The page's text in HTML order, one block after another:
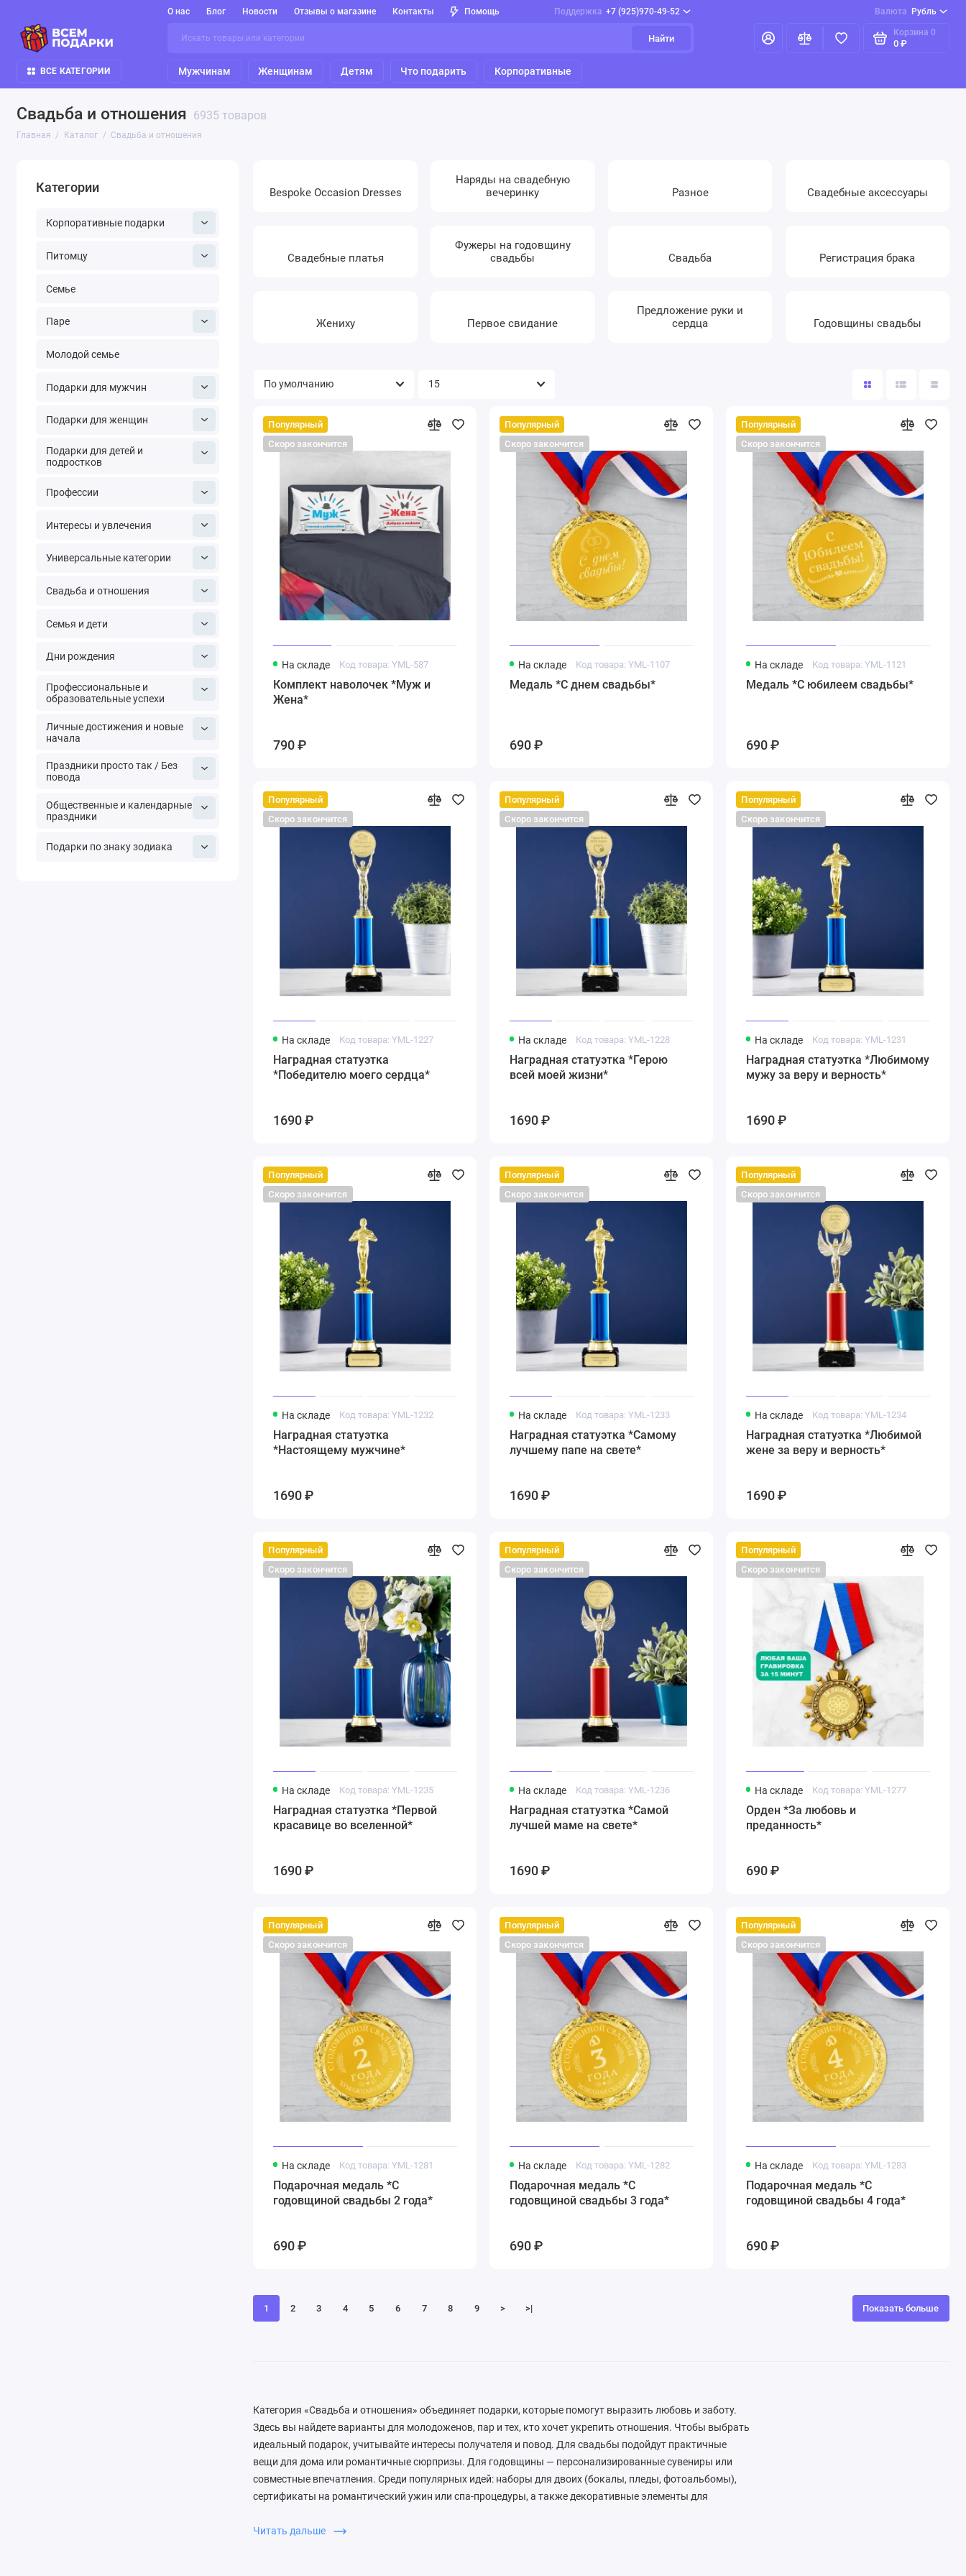
О нас Блог Новости Отзывы о магазине Контакты Помощь Поддержка +7 (925)970-49-52 Валюта Рубль
Найти
Корзина 0
0 ₽
ВСЕ КАТЕГОРИИ Мужчинам Женщинам Детям Что подарить Корпоративные
Свадьба и отношения 6935 товаров
Главная Каталог Свадьба и отношения
Категории
Корпоративные подарки
Питомцу
Семье
Паре
Молодой семье
Подарки для мужчин
Подарки для женщин
Подарки для детей и
подростков
Профессии
Интересы и увлечения
Универсальные категории
Свадьба и отношения
Семья и дети
Дни рождения
Профессиональные и
образовательные успехи
Личные достижения и новые
начала
Праздники просто так / Без
повода
Общественные и календарные
праздники
Подарки по знаку зодиака
Bespoke Occasion Dresses
Наряды на свадебную
вечеринку
Разное Свадебные аксессуары
Свадебные платья
Фужеры на годовщину
свадьбы
Свадьба Регистрация брака
Жениху Первое свидание
Предложение руки и
сердца
Годовщины свадьбы
Популярный
Скоро закончится
На складе Код товара: YML-587
Комплект наволочек *Муж и
Жена*
790 ₽
Популярный
Скоро закончится
На складе Код товара: YML-1107
Медаль *С днем свадьбы*
690 ₽
Популярный
Скоро закончится
На складе Код товара: YML-1121
Медаль *С юбилеем свадьбы*
690 ₽
Популярный
Скоро закончится
На складе Код товара: YML-1227
Наградная статуэтка
*Победителю моего сердца*
1690 ₽
Популярный
Скоро закончится
На складе Код товара: YML-1228
Наградная статуэтка *Герою
всей моей жизни*
1690 ₽
Популярный
Скоро закончится
На складе Код товара: YML-1231
Наградная статуэтка *Любимому
мужу за веру и верность*
1690 ₽
Популярный
Скоро закончится
На складе Код товара: YML-1232
Наградная статуэтка
*Настоящему мужчине*
1690 ₽
Популярный
Скоро закончится
На складе Код товара: YML-1233
Наградная статуэтка *Самому
лучшему папе на свете*
1690 ₽
Популярный
Скоро закончится
На складе Код товара: YML-1234
Наградная статуэтка *Любимой
жене за веру и верность*
1690 ₽
Популярный
Скоро закончится
На складе Код товара: YML-1235
Наградная статуэтка *Первой
красавице во вселенной*
1690 ₽
Популярный
Скоро закончится
На складе Код товара: YML-1236
Наградная статуэтка *Самой
лучшей маме на свете*
1690 ₽
Популярный
Скоро закончится
На складе Код товара: YML-1277
Орден *За любовь и
преданность*
690 ₽
Популярный
Скоро закончится
На складе Код товара: YML-1281
Подарочная медаль *С
годовщиной свадьбы 2 года*
690 ₽
Популярный
Скоро закончится
На складе Код товара: YML-1282
Подарочная медаль *С
годовщиной свадьбы 3 года*
690 ₽
Популярный
Скоро закончится
На складе Код товара: YML-1283
Подарочная медаль *С
годовщиной свадьбы 4 года*
690 ₽
1 2 3 4 5 6 7 8 9 > >| Показать больше
Категория «Свадьба и отношения» объединяет подарки, которые помогут выразить любовь и заботу.
Здесь вы найдете варианты для молодоженов, пар и тех, кто хочет укрепить отношения. Чтобы выбрать
идеальный подарок, учитывайте интересы получателя и повод. Для свадьбы подойдут практичные
вещи для дома или романтичные сюрпризы. Для годовщины — персонализированные сувениры или
совместные впечатления. Среди популярных идей: наборы для двоих (бокалы, пледы, фотоальбомы),
сертификаты на романтический ужин или спа-процедуры, а также декоративные элементы для
улыбку и сделает праздник незабываемым. Покупайте с удовольствием!
Читать дальше